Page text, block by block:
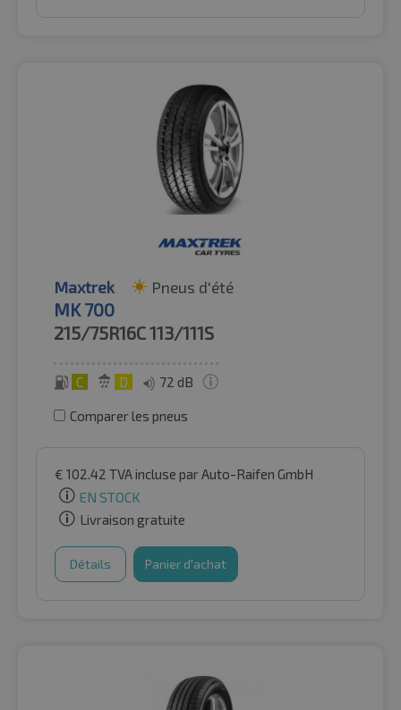
Maxtrek Pneus d'été
MK 700
215/75R16C113/111S
C D 72 dB
Comparer les pneus
€ 102.42 TVA incluse par Auto-Raifen GmbH
EN STOCK
Livraison gratuite
Détails Panier d'achat